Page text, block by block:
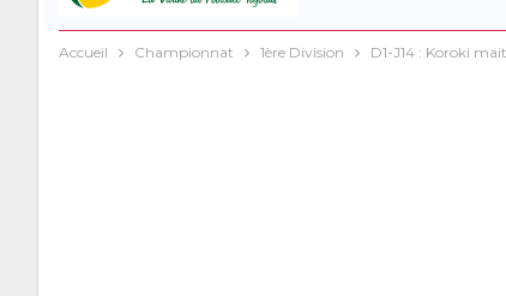
Accueil Championnat 1ère Division D1-J14 : Koroki